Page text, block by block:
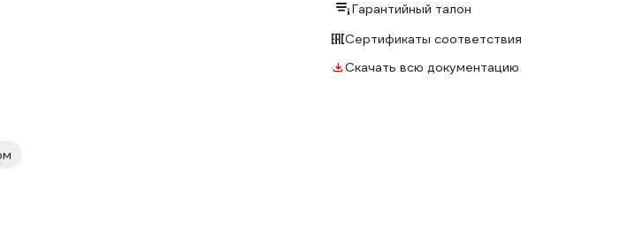
Гарантийный талон
Сертификаты соответствия
Скачать всю документацию